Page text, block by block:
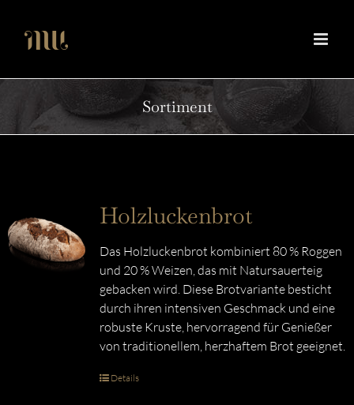
Inhalt
springen
Sortiment
Holzluckenbrot
Das Holzluckenbrot kombiniert 80 % Roggen
und 20 % Weizen, das mit Natursauerteig
gebacken wird. Diese Brotvariante besticht
durch ihren intensiven Geschmack und eine
robuste Kruste, hervorragend für Genießer
von traditionellem, herzhaftem Brot geeignet.
Details